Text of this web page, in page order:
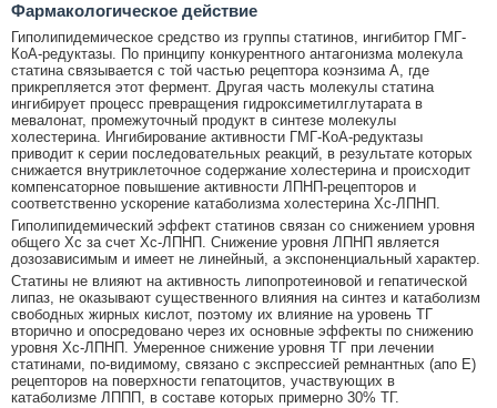
Фармакологическое действие
Гиполипидемическое средство из группы статинов, ингибитор ГМГ-
КоА-редуктазы. По принципу конкурентного антагонизма молекула
статина связывается с той частью рецептора коэнзима А, где
прикрепляется этот фермент. Другая часть молекулы статина
ингибирует процесс превращения гидроксиметилглутарата в
мевалонат, промежуточный продукт в синтезе молекулы
холестерина. Ингибирование активности ГМГ-КоА-редуктазы
приводит к серии последовательных реакций, в результате которых
снижается внутриклеточное содержание холестерина и происходит
компенсаторное повышение активности ЛПНП-рецепторов и
соответственно ускорение катаболизма холестерина Xc-ЛПНП.
Гиполипидемический эффект статинов связан со снижением уровня
общего Хс за счет Хс-ЛПНП. Снижение уровня ЛПНП является
дозозависимым и имеет не линейный, а экспоненциальный характер.
Статины не влияют на активность липопротеиновой и гепатической
липаз, не оказывают существенного влияния на синтез и катаболизм
свободных жирных кислот, поэтому их влияние на уровень ТГ
вторично и опосредовано через их основные эффекты по снижению
уровня Хс-ЛПНП. Умеренное снижение уровня ТГ при лечении
статинами, по-видимому, связано с экспрессией ремнантных (апо Е)
рецепторов на поверхности гепатоцитов, участвующих в
катаболизме ЛППП, в составе которых примерно 30% ТГ.